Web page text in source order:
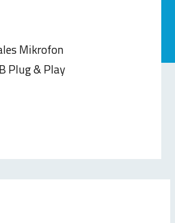
Mikrofon
Plug & Play